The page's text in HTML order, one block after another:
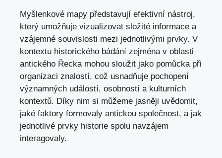
Myšlenkové mapy představují efektivní nástroj,
který umožňuje vizualizovat složité informace a
vzájemné souvislosti mezi jednotlivými prvky. V⁤
kontextu historického bádání zejména v oblasti⁤
antického Řecka mohou ‌sloužit jako pomůcka ​při
organizaci znalostí, což usnadňuje​ pochopení‍
významných událostí, osobností a kulturních‌
kontextů. Díky nim si můžeme ​jasněji uvědomit,
jaké⁢ faktory formovaly ⁤antickou společnost, a jak
jednotlivé prvky historie spolu navzájem
interagovaly.